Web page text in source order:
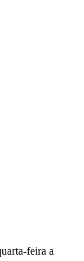
feira a